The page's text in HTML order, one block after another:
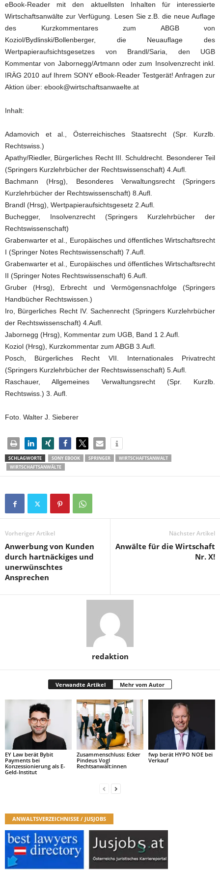
eBook-Reader mit den aktuellsten Inhalten für interessierte
Wirtschaftsanwälte zur Verfügung. Lesen Sie z.B. die neue Auflage
des Kurzkommentares zum ABGB von
Koziol/Bydlinski/Bollenberger, die Neuauflage des
Wertpapieraufsichtsgesetzes von Brandl/Saria, den UGB
Kommentar von Jabornegg/Artmann oder zum Insolvenzrecht inkl.
IRÄG 2010 auf Ihrem SONY eBook-Reader Testgerät! Anfragen zur
Aktion über: ebook@wirtschaftsanwaelte.at
Inhalt:
Adamovich et al., Österreichisches Staatsrecht (Spr. Kurzlb.
Rechtswiss.)
Apathy/Riedler, Bürgerliches Recht III. Schuldrecht. Besonderer Teil
(Springers Kurzlehrbücher der Rechtswissenschaft) 4.Aufl.
Bachmann (Hrsg), Besonderes Verwaltungsrecht (Springers
Kurzlehrbücher der Rechtswissenschaft) 8.Aufl.
Brandl (Hrsg), Wertpapieraufsichtsgesetz 2.Aufl.
Buchegger, Insolvenzrecht (Springers Kurzlehrbücher der
Rechtswissenschaft)
Grabenwarter et al., Europäisches und öffentliches Wirtschaftsrecht
I (Springer Notes Rechtswissenschaft) 7.Aufl.
Grabenwarter et al., Europäisches und öffentliches Wirtschaftsrecht
II (Springer Notes Rechtswissenschaft) 6.Aufl.
Gruber (Hrsg), Erbrecht und Vermögensnachfolge (Springers
Handbücher Rechtswissen.)
Iro, Bürgerliches Recht IV. Sachenrecht (Springers Kurzlehrbücher
der Rechtswissenschaft) 4.Aufl.
Jabornegg (Hrsg), Kommentar zum UGB, Band 1 2.Aufl.
Koziol (Hrsg), Kurzkommentar zum ABGB 3.Aufl.
Posch, Bürgerliches Recht VII. Internationales Privatrecht
(Springers Kurzlehrbücher der Rechtswissenschaft) 5.Aufl.
Raschauer, Allgemeines Verwaltungsrecht (Spr. Kurzlb.
Rechtswiss.) 3. Aufl.
Foto. Walter J. Sieberer
SCHLAGWORTE SONY EBOOK SPRINGER
WIRTSCHAFTSANWALT
WIRTSCHAFTSANWÄLTE
Vorheriger Artikel
Anwerbung von Kunden
durch hartnäckiges und
unerwünschtes
Ansprechen
Nächster Artikel
Anwälte für die Wirtschaft
Nr. X!
redaktion
Verwandte Artikel Mehr vom Autor
EY Law berät Bybit
Payments bei
Konzessionierung als E-
Geld-Institut
Zusammenschluss: Ecker
Pindeus Vogl
Rechtsanwält:innen
fwp berät HYPO NOE bei
Verkauf
ANWALTSVERZEICHNISSE / JUSJOBS